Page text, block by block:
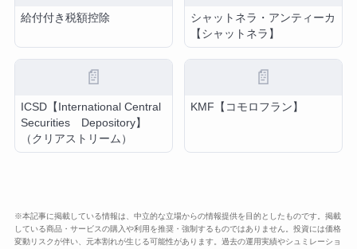
給付付き税額控除
シャットネラ・アンティーカ
【シャットネラ】
📄
ICSD【International Central
Securities Depository】
（クリアストリーム）
📄
KMF【コモロフラン】
※本記事に掲載している情報は、中立的な立場からの情報提供を目的としたものです。掲載
している商品・サービスの購入や利用を推奨・強制するものではありません。投資には価格
変動リスクが伴い、元本割れが生じる可能性があります。過去の運用実績やシュミレーショ